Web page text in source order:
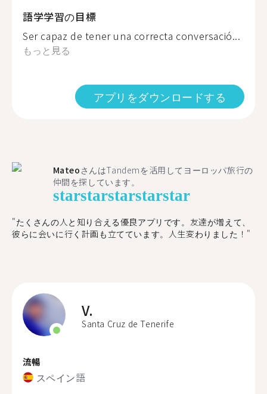
語学学習の目標
Ser capaz de tener una correcta conversació...
もっと見る
アプリをダウンロードする
Mateo さんはTandemを活用してヨーロッパ旅行の
仲間を探しています。
starstarstarstarstar
"たくさんの人と知り合える優良アプリです。友達が増えて、
彼らに会いに行く計画も立てています。人生変わりました！"
V.
Santa Cruz de Tenerife
流暢
スペイン語